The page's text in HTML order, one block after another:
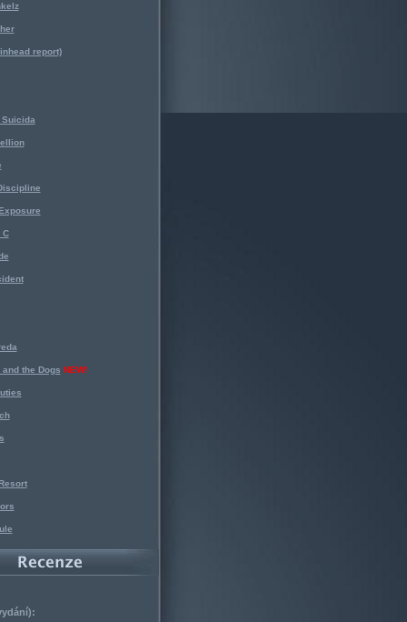
report)
Suicida
C
the Dogs NEW!